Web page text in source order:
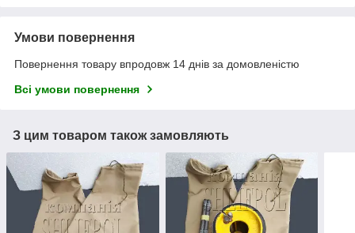
Умови повернення
Повернення товару впродовж 14 днів за домовленістю
Всі умови повернення
З цим товаром також замовляють